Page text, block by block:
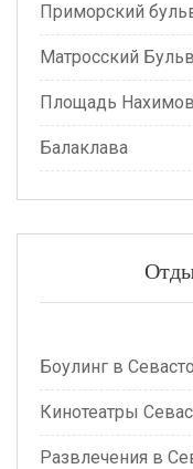
Приморский
Матросский
Площадь
Балаклава
Боулинг в
Кинотеатры
Развлечения в